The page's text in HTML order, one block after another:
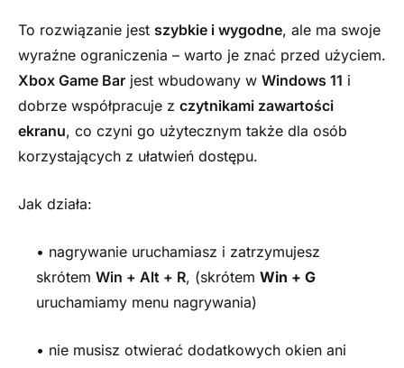
To rozwiązanie jest szybkie i wygodne, ale ma swoje
wyraźne ograniczenia – warto je znać przed użyciem.
Xbox Game Bar jest wbudowany w Windows 11 i
dobrze współpracuje z czytnikami zawartości
ekranu, co czyni go użytecznym także dla osób
korzystających z ułatwień dostępu.
Jak działa:
• nagrywanie uruchamiasz i zatrzymujesz
skrótem Win + Alt + R, (skrótem Win + G
uruchamiamy menu nagrywania)
• nie musisz otwierać dodatkowych okien ani